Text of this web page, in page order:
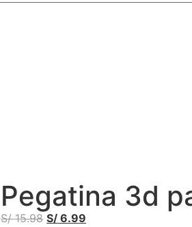
Pegatina 3d
S/15.98 S/ 6.99